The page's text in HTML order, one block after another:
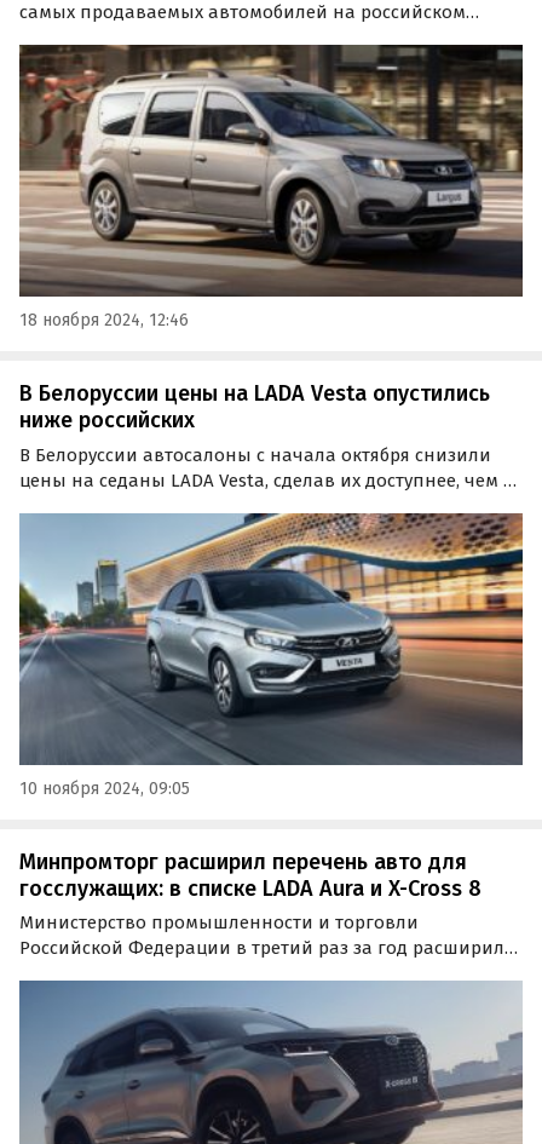
самых продаваемых автомобилей на российском
данным агентства «Автостат», с 11 по 17 ноября был
реализован 971 экземпляр этой модели.
18 ноября 2024, 12:46
В Белоруссии цены на LADA Vesta опустились
ниже российских
В Белоруссии автосалоны с начала октября снизили
цены на седаны LADA Vesta, сделав их доступнее, чем в
ссылкой на дилеров марки.
10 ноября 2024, 09:05
Минпромторг расширил перечень авто для
госслужащих: в списке LADA Aura и X-Cross 8
Министерство промышленности и торговли
Российской Федерации в третий раз за год расширило
муниципальными служащими.